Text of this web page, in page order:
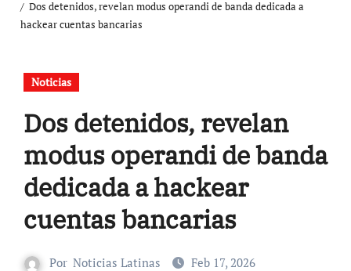
Dos detenidos, revelan modus operandi de banda dedicada a
hackear cuentas bancarias
Noticias
Dos detenidos, revelan
modus operandi de banda
dedicada a hackear
cuentas bancarias
Por Noticias Latinas Feb 17, 2026